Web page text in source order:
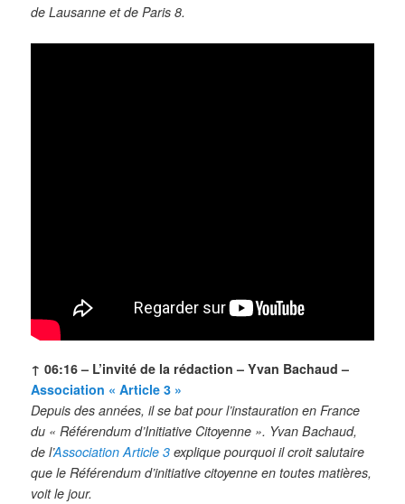
de Lausanne et de Paris 8.
↑ 06:16 – L’invité de la rédaction – Yvan Bachaud –
Association « Article 3 »
Depuis des années, il se bat pour l’instauration en France
du « Référendum d’Initiative Citoyenne ». Yvan Bachaud,
de l’Association Article 3 explique pourquoi il croit salutaire
que le Référendum d’initiative citoyenne en toutes matières,
voit le jour.